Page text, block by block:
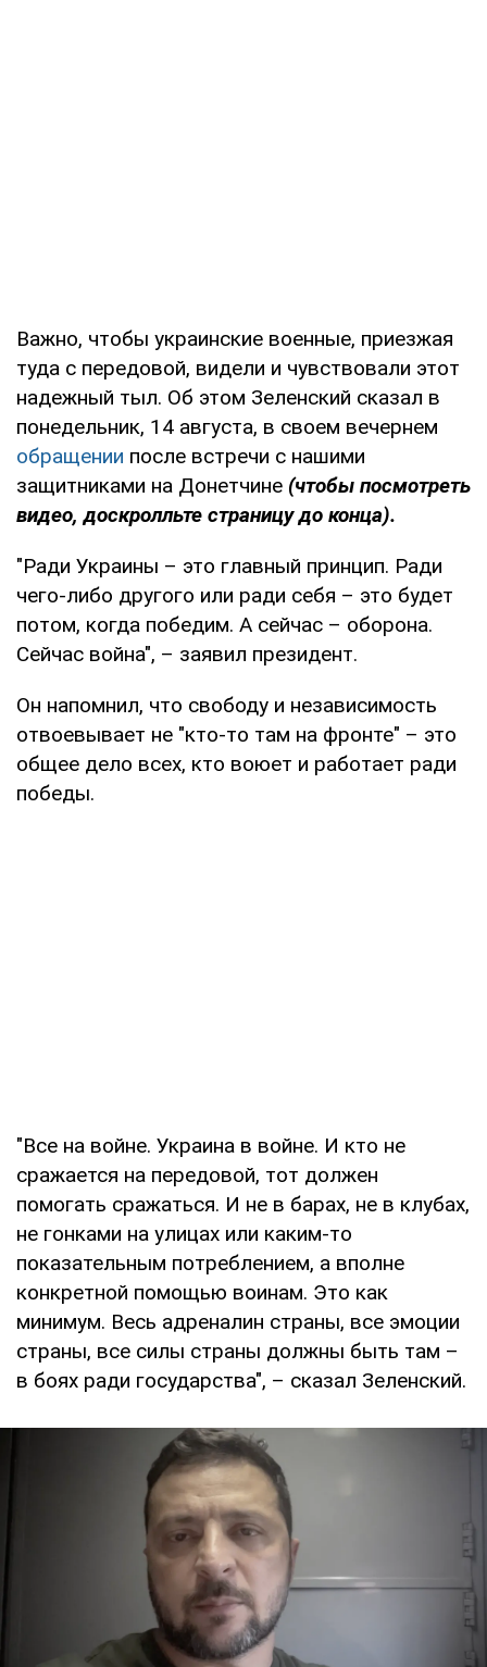
Важно, чтобы украинские военные, приезжая
туда с передовой, видели и чувствовали этот
надежный тыл. Об этом Зеленский сказал в
понедельник, 14 августа, в своем вечернем
обращении после встречи с нашими
защитниками на Донетчине (чтобы посмотреть
видео, доскролльте страницу до конца).
"Ради Украины – это главный принцип. Ради
чего-либо другого или ради себя – это будет
потом, когда победим. А сейчас – оборона.
Сейчас война", – заявил президент.
Он напомнил, что свободу и независимость
отвоевывает не "кто-то там на фронте" – это
общее дело всех, кто воюет и работает ради
победы.
"Все на войне. Украина в войне. И кто не
сражается на передовой, тот должен
помогать сражаться. И не в барах, не в клубах,
не гонками на улицах или каким-то
показательным потреблением, а вполне
конкретной помощью воинам. Это как
минимум. Весь адреналин страны, все эмоции
страны, все силы страны должны быть там –
в боях ради государства", – сказал Зеленский.